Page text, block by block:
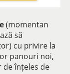
(momentan
să
cu privire la
panouri noi,
de înțeles de